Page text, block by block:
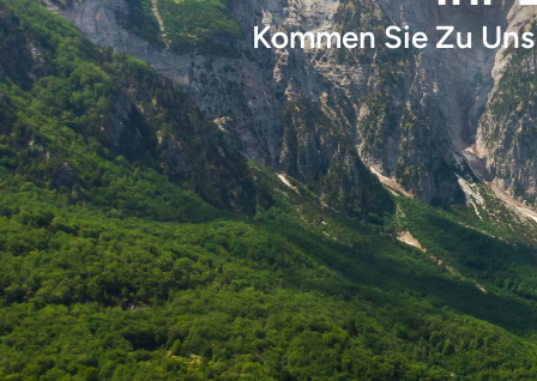
Kommen Sie Zu